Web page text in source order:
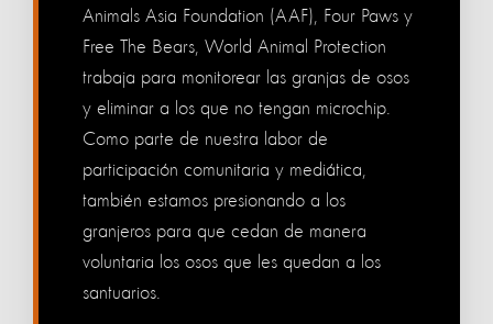
Animals Asia Foundation (AAF), Four Paws y
Free The Bears, World Animal Protection
trabaja para monitorear las granjas de osos
y eliminar a los que no tengan microchip.
Como parte de nuestra labor de
participación comunitaria y mediática,
también estamos presionando a los
granjeros para que cedan de manera
voluntaria los osos que les quedan a los
santuarios.